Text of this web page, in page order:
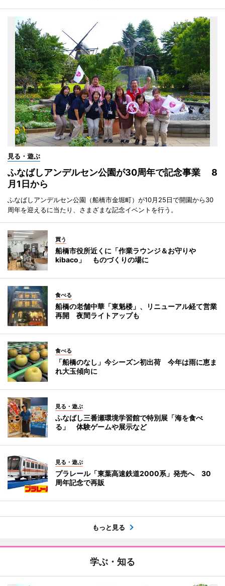
見る・遊ぶ
ふなばしアンデルセン公園が30周年で記念事業 8
月1日から
ふなばしアンデルセン公園（船橋市金堀町）が10月25日で開園から30
周年を迎えるに当たり、さまざまな記念イベントを行う。
買う
船橋市役所近くに「作業ラウンジ＆お守りや
kibaco」 ものづくりの場に
食べる
船橋の老舗中華「東魁楼」、リニューアル経て営業
再開 夜間ライトアップも
食べる
「船橋のなし」今シーズン初出荷 今年は雨に恵ま
れ大玉傾向に
見る・遊ぶ
ふなばし三番瀬環境学習館で特別展「海を食べ
る」 体験ゲームや展示など
見る・遊ぶ
プラレール「東葉高速鉄道2000系」発売へ 30
周年記念で再販
もっと見る
学ぶ・知る